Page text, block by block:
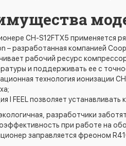
CH-S12FTX5 применяется
– разработанная компанией
рабочий ресурс
и поддерживать ее с
технология ионизации
I FEEL позволяет
разработчики
при работе на
заправляется фреоном